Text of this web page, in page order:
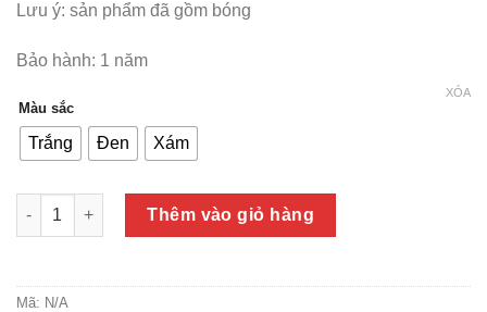
Lưu ý: sản phẩm đã gồm bóng
Bảo hành: 1 năm
Màu sắc
Trắng Đen Xám
XÓA
Chao đèn thả trần hình giọt nước - Chuôi gỗ xi mạ vàng tặng
Thêm vào giỏ hàng
Mã: N/A